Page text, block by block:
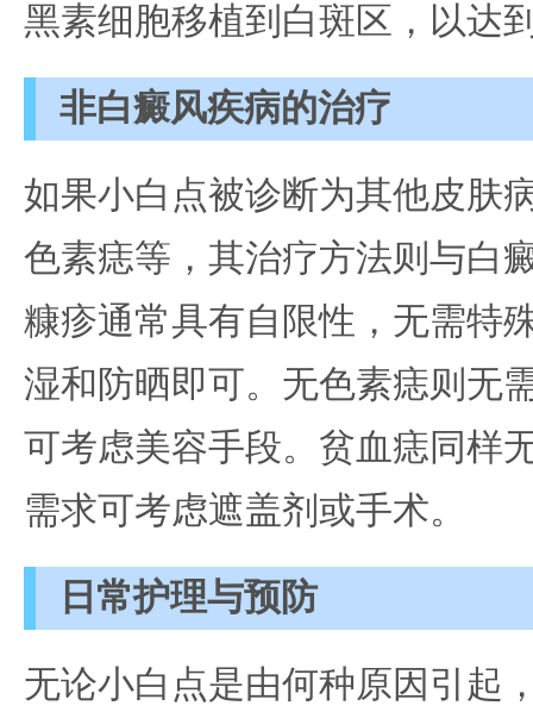
黑素细胞移植到白斑区，以达
非白癜风疾病的治疗
如果小白点被诊断为其他皮肤
色素痣等，其治疗方法则与白
糠疹通常具有自限性，无需特
湿和防晒即可。无色素痣则无
可考虑美容手段。贫血痣同样
需求可考虑遮盖剂或手术。
日常护理与预防
无论小白点是由何种原因引起